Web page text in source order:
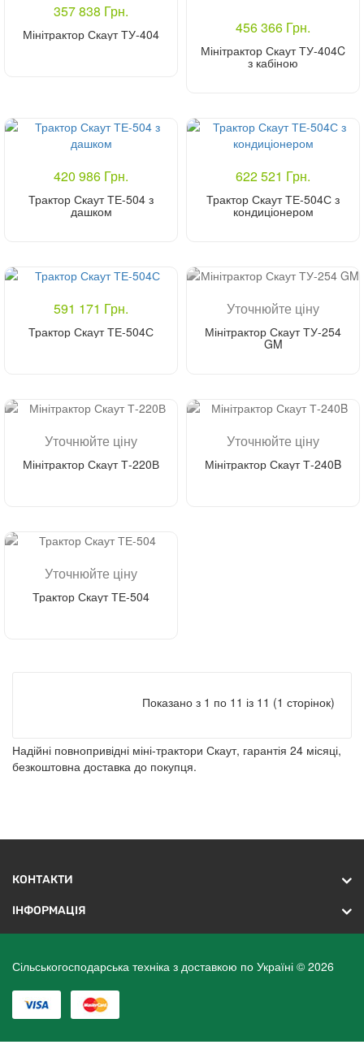
357 838 Грн.
Мінітрактор Скаут ТУ-404 456 366 Грн.
Мінітрактор Скаут ТУ-404C
з кабіною
420 986 Грн.
Трактор Скаут ТЕ-504 з
дашком
622 521 Грн.
Трактор Скаут ТЕ-504С з
кондиціонером
591 171 Грн.
Трактор Скаут ТЕ-504С
Уточнюйте ціну
Мінітрактор Скаут ТУ-254
GM
Уточнюйте ціну
Мінітрактор Скаут Т-220В
Уточнюйте ціну
Мінітрактор Скаут Т-240B
Уточнюйте ціну
Трактор Скаут ТЕ-504
Показано з 1 по 11 із 11 (1 сторінок)
Надійні повнопривідні міні-трактори Скаут, гарантія 24 місяці,
безкоштовна доставка до покупця.
КОНТАКТИ
ІНФОРМАЦІЯ
Сільськогосподарська техніка з доставкою по Україні © 2026